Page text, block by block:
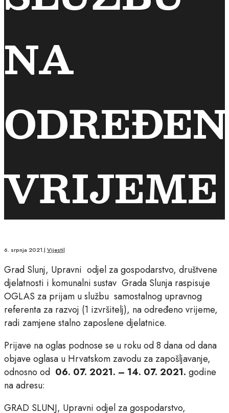
NA
VRIJEME
6. srpnja 2021.| Vijesti|
Grad Slunj, Upravni odjel za gospodarstvo, društvene
djelatnosti i komunalni sustav Grada Slunja raspisuje
OGLAS za prijam u službu samostalnog upravnog
referenta za razvoj (1 izvršitelj), na određeno vrijeme,
radi zamjene stalno zaposlene djelatnice.
Prijave na oglas podnose se u roku od 8 dana od dana
objave oglasa u Hrvatskom zavodu za zapošljavanje,
odnosno od 06. 07. 2021. – 14. 07. 2021. godine
na adresu:
GRAD SLUNJ, Upravni odjel za gospodarstvo,